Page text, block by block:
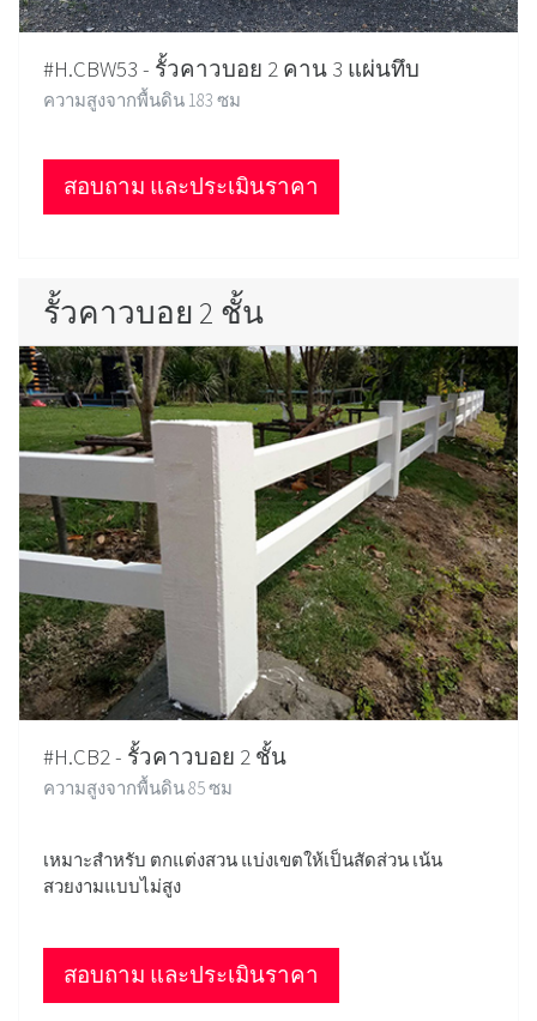
#H.CBW53 - รั้วคาวบอย 2 คาน 3 แผ่นทึบ
ความสูงจากพื้นดิน 183 ซม
สอบถาม และประเมินราคา
รั้วคาวบอย 2 ชั้น
#H.CB2 - รั้วคาวบอย 2 ชั้น
ความสูงจากพื้นดิน 85 ซม
เหมาะสำหรับ ตกแต่งสวน แบ่งเขตให้เป็นสัดส่วน เน้น
สวยงามแบบไม่สูง
สอบถาม และประเมินราคา